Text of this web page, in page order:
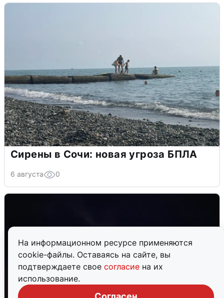
На информационном ресурсе применяются
cookie-файлы. Оставаясь на сайте, вы
подтверждаете свое согласие на их
использование.
Сирены в Сочи: новая угроза БПЛА
6 августа 0